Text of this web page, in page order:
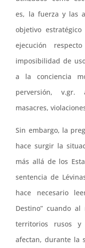
es, la fuerza y las
objetivo
ejecución
imposibilidad de
a la conciencia
perversión, v.gr.
masacres,
Sin embargo, la
hace surgir la
más allá de los
sentencia de
hace necesario
Destino” cuando
territorios rusos y
afectan, durante la